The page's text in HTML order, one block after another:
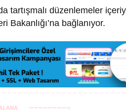
tartışmalı düzenlemeler
Bakanlığı’na bağlanıyor.